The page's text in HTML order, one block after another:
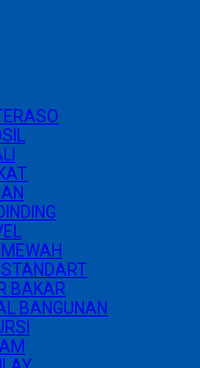
BAKAR
BANGUNAN